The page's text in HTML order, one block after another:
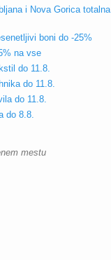
i Nova Gorica totalna
boni do -25%
na vse
do 11.8.
do 11.8.
do 11.8.
do 8.8.
mestu